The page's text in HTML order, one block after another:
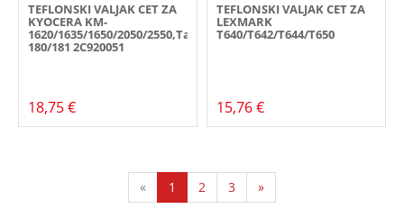
TEFLONSKI VALJAK CET ZA
KYOCERA KM-
1620/1635/1650/2050/2550,Taskalfa
180/181 2C920051
18,75 €
TEFLONSKI VALJAK CET ZA
LEXMARK
T640/T642/T644/T650
15,76 €
« 1 2 3 »